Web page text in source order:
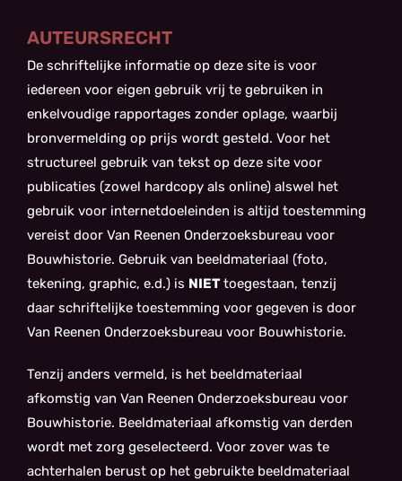
AUTEURSRECHT
De schriftelijke informatie op deze site is voor
iedereen voor eigen gebruik vrij te gebruiken in
enkelvoudige rapportages zonder oplage, waarbij
bronvermelding op prijs wordt gesteld. Voor het
structureel gebruik van tekst op deze site voor
publicaties (zowel hardcopy als online) alswel het
gebruik voor internetdoeleinden is altijd toestemming
vereist door Van Reenen Onderzoeksbureau voor
Bouwhistorie. Gebruik van beeldmateriaal (foto,
tekening, graphic, e.d.) is NIETtoegestaan, tenzij
daar schriftelijke toestemming voor gegeven is door
Van Reenen Onderzoeksbureau voor Bouwhistorie.
Tenzij anders vermeld, is het beeldmateriaal
afkomstig van Van Reenen Onderzoeksbureau voor
Bouwhistorie. Beeldmateriaal afkomstig van derden
wordt met zorg geselecteerd. Voor zover was te
achterhalen berust op het gebruikte beeldmateriaal